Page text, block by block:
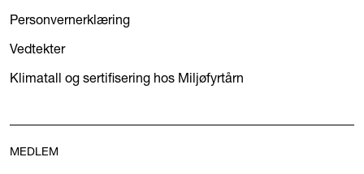
Personvernerklæring
Vedtekter
Klimatall og sertifisering hos Miljøfyrtårn
MEDLEM